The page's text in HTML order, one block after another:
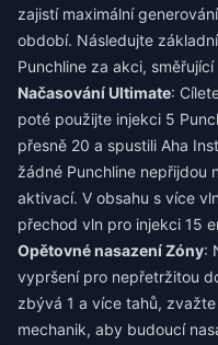
zajistí maximální
období. Následujte
Punchline za akci, směřující
Načasování Ultimate:
poté použijte injekci 5
přesně 20 a spustili Aha
žádné Punchline nepřijdou
aktivací. V obsahu s více
přechod vln pro injekci 15
Opětovné nasazení Zóny:
vypršení pro nepřetržitou
zbývá 1 a více tahů,
mechanik, aby budoucí